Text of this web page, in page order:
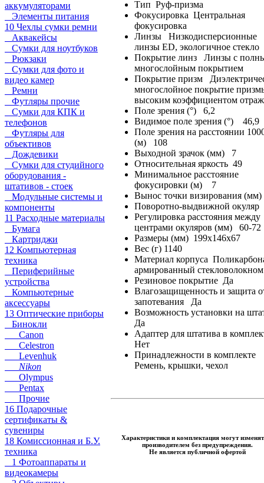
аккумуляторами
Элементы питания
10 Чехлы сумки ремни
Аквакейсы
Сумки для ноутбуков
Рюкзаки
Сумки для фото и
видео камер
Ремни
Футляры прочие
Сумки для КПК и
телефонов
Футляры для
объективов
Дождевики
Сумки для студийного
оборудования -
штативов - стоек
Модульные системы и
компоненты
11 Расходные материалы
Бумага
Картриджи
12 Компьютерная
техника
Периферийные
устройства
Компьютерные
аксессуары
13 Оптические приборы
Бинокли
Canon
Celestron
Levenhuk
Nikon
Olympus
Pentax
Прочие
16 Подарочные
сертификаты &
сувениры
18 Комиссионная и Б.У.
техника
1 Фотоаппараты и
видеокамеры
Тип Руф-призма
Фокусировка Центральная
фокусировка
Линзы Низкодисперсионные
линзы ED, экологичное стекло
Покрытие линз Линзы с
многослойным покрытием
Покрытие призм
многослойное покрытие
высоким коэффициентом
Поле зрения (°) 6,2
Видимое поле зрения (°) 46,9
Поле зрения на расстоянии
(м) 108
Выходной зрачок (мм) 7
Относительная яркость 49
Минимальное расстояние
фокусировки (м) 7
Вынос точки визирования
Поворотно-выдвижной окуляр
Регулировка расстояния между
центрами окуляров (мм) 60-72
Размеры (мм) 199x146x67
Вес (г) 1140
Материал корпуса
армированный стекловолокном
Резиновое покрытие Да
Влагозащищенность и защита
запотевания Да
Возможность установки на
Да
Адаптер для штатива в
Нет
Принадлежности в комплекте
Ремень, крышки, чехол
Характеристики и комплектация могут
производителем без предупреждения.
Не является публичной офертой